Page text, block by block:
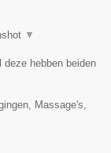
▼
deze hebben beiden
Massage's,